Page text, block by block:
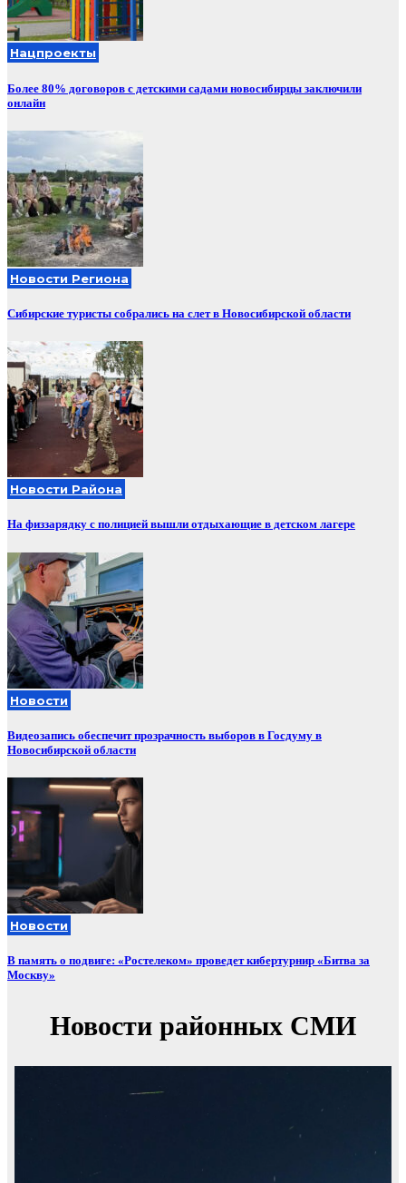
Нацпроекты
Более 80% договоров с детскими садами новосибирцы заключили
онлайн
Новости Региона
Сибирские туристы собрались на слет в Новосибирской области
Новости Района
На физзарядку с полицией вышли отдыхающие в детском лагере
Новости
Видеозапись обеспечит прозрачность выборов в Госдуму в
Новосибирской области
Новости
В память о подвиге: «Ростелеком» проведет кибертурнир «Битва за
Москву»